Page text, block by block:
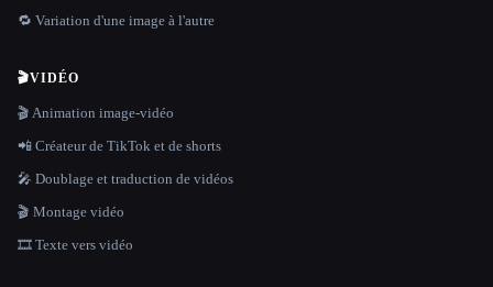
🔁 Variation d'une image à l'autre
🎬VIDÉO
🎬 Animation image-vidéo
📲 Créateur de TikTok et de shorts
🎤 Doublage et traduction de vidéos
🎬 Montage vidéo
🎞️ Texte vers vidéo